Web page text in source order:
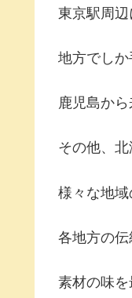
東京駅周辺
地方でしか
鹿児島か
その他、
様々な地域
各地方の伝
素材の味を